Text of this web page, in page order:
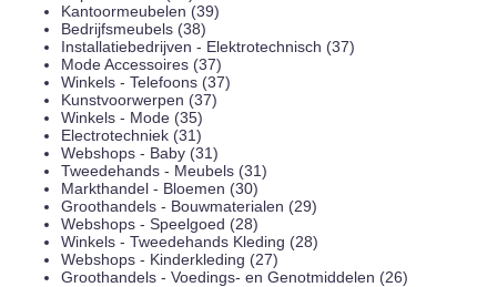
Kantoormeubelen (39)
Bedrijfsmeubels (38)
Installatiebedrijven - Elektrotechnisch (37)
Mode Accessoires (37)
Winkels - Telefoons (37)
Kunstvoorwerpen (37)
Winkels - Mode (35)
Electrotechniek (31)
Webshops - Baby (31)
Tweedehands - Meubels (31)
Markthandel - Bloemen (30)
Groothandels - Bouwmaterialen (29)
Webshops - Speelgoed (28)
Winkels - Tweedehands Kleding (28)
Webshops - Kinderkleding (27)
Groothandels - Voedings- en Genotmiddelen (26)